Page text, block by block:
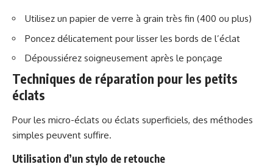
Utilisez un papier de verre à grain très fin (400 ou plus)
Poncez délicatement pour lisser les bords de l’éclat
Dépoussiérez soigneusement après le ponçage
Techniques de réparation pour les petits
éclats
Pour les micro-éclats ou éclats superficiels, des méthodes
simples peuvent suffire.
Utilisation d’un stylo de retouche